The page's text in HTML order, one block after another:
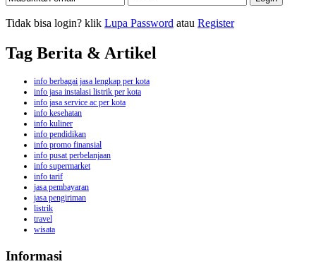
Tidak bisa login? klik Lupa Password atau Register
Tag Berita & Artikel
info berbagai jasa lengkap per kota
info jasa instalasi listrik per kota
info jasa service ac per kota
info kesehatan
info kuliner
info pendidikan
info promo finansial
info pusat perbelanjaan
info supermarket
info tarif
jasa pembayaran
jasa pengiriman
listrik
travel
wisata
Informasi